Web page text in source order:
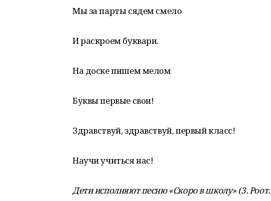
Мы за парты сядем смело
И раскроем буквари.
На доске пишем мелом
Буквы первые свои!
Здравствуй, здравствуй, первый класс!
Научи учиться нас!
Дети исполняют песню «Скоро в школу» (3.